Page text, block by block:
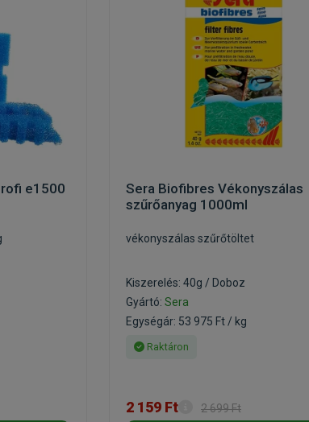
e1500
Sera Biofibres Vékonyszálas
szűrőanyag 1000ml
vékonyszálas szűrőtöltet
Kiszerelés: 40g / Doboz
Gyártó: Sera
Egységár: 53 975 Ft / kg
Raktáron
2 159 Ft 2 699 Ft